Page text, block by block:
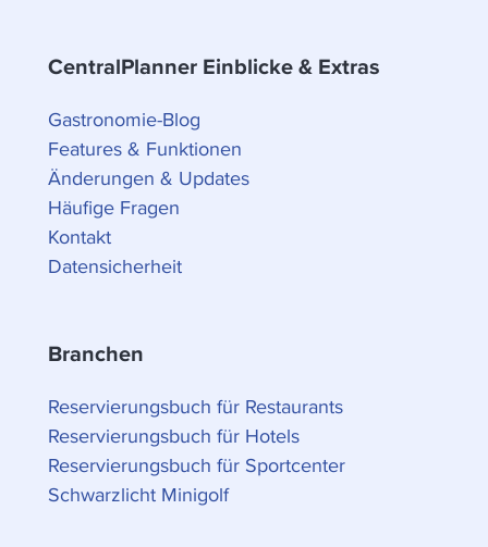
CentralPlanner Einblicke & Extras
Gastronomie-Blog
Features & Funktionen
Änderungen & Updates
Häufige Fragen
Kontakt
Datensicherheit
Branchen
Reservierungsbuch für Restaurants
Reservierungsbuch für Hotels
Reservierungsbuch für Sportcenter
Schwarzlicht Minigolf